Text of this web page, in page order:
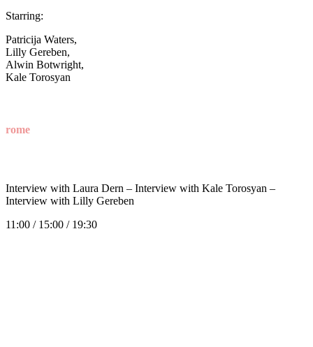
Starring:
Patricija Waters,
Lilly Gereben,
Alwin Botwright,
Kale Torosyan
rome
Interview with Laura Dern – Interview with Kale Torosyan –
Interview with Lilly Gereben
11:00 / 15:00 / 19:30